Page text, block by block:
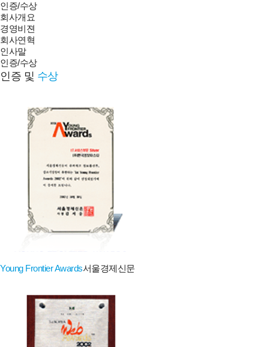
인증/수상
회사개요
경영비젼
회사연혁
인사말
인증/수상
인증 및 수상
Young Frontier Awards서울경제신문